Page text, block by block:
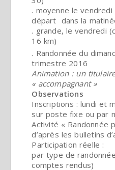
. moyenne le
départ dans la
. grande, le vendredi
16 km)
. Randonnée du
trimestre 2016
Animation : un
« accompagnant »
Observations
Inscriptions : lundi et
sur poste fixe ou par
Activité « Randonnée
d’après les bulletins
Participation réelle :
par type de
comptes rendus)